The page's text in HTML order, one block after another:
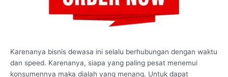
Karenanya bisnis dewasa ini selalu berhubungan dengan waktu
dan speed. Karenanya, siapa yang paling pesat menemui
konsumennya maka dialah yang menang. Untuk dapat